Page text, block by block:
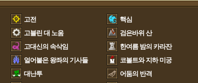
고전 핵심
고블린 대 노움 검은바위 산
고대신의 속삭임 한여름 밤의 카라잔
얼어붙은 왕좌의 기사들 코볼트와 지하 미궁
대난투 어둠의 반격